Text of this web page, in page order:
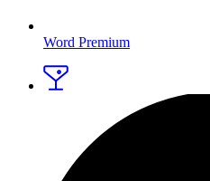
Word Premium